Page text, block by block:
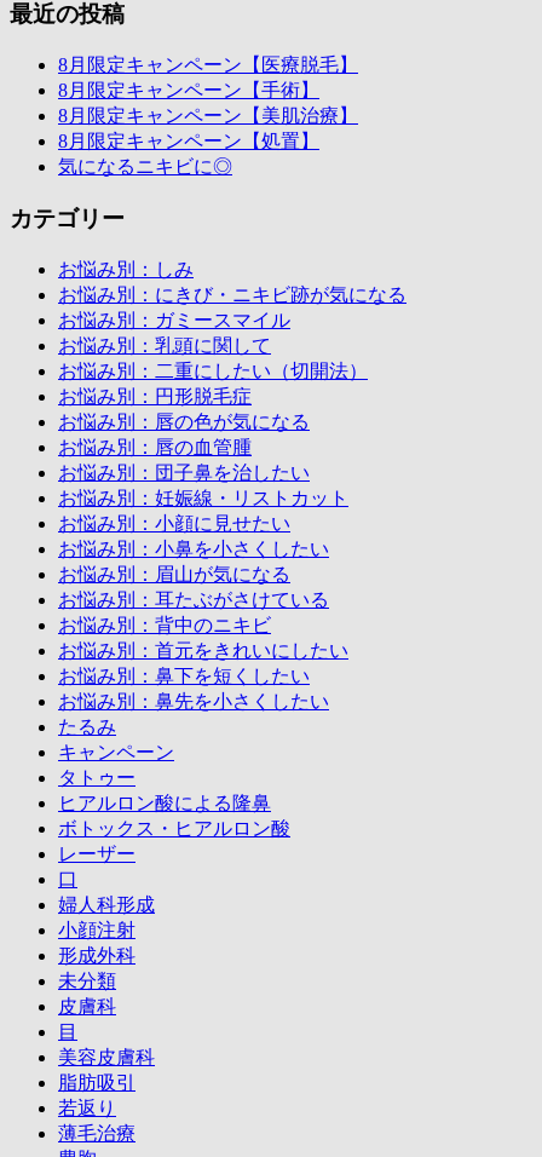
最近の投稿
8月限定キャンペーン【医療脱毛】
8月限定キャンペーン【手術】
8月限定キャンペーン【美肌治療】
8月限定キャンペーン【処置】
気になるニキビに◎
カテゴリー
お悩み別：しみ
お悩み別：にきび・ニキビ跡が気になる
お悩み別：ガミースマイル
お悩み別：乳頭に関して
お悩み別：二重にしたい（切開法）
お悩み別：円形脱毛症
お悩み別：唇の色が気になる
お悩み別：唇の血管腫
お悩み別：団子鼻を治したい
お悩み別：妊娠線・リストカット
お悩み別：小顔に見せたい
お悩み別：小鼻を小さくしたい
お悩み別：眉山が気になる
お悩み別：耳たぶがさけている
お悩み別：背中のニキビ
お悩み別：首元をきれいにしたい
お悩み別：鼻下を短くしたい
お悩み別：鼻先を小さくしたい
たるみ
キャンペーン
タトゥー
ヒアルロン酸による隆鼻
ボトックス・ヒアルロン酸
レーザー
口
婦人科形成
小顔注射
形成外科
未分類
皮膚科
目
美容皮膚科
脂肪吸引
若返り
薄毛治療